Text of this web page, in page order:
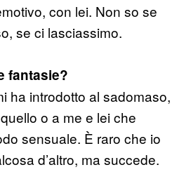
con lei. Non so se
se ci lasciassimo.
fantasie?
ha introdotto al sadomaso,
o a me e lei che
sensuale. È raro che io
d’altro, ma succede.